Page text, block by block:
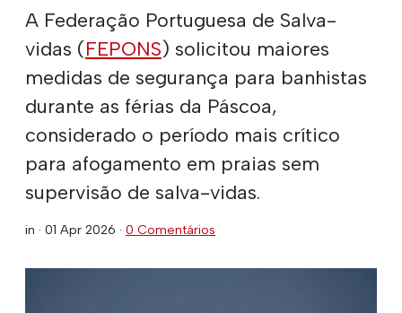
A Federação Portuguesa de Salva-
vidas (FEPONS) solicitou maiores
medidas de segurança para banhistas
durante as férias da Páscoa,
considerado o período mais crítico
para afogamento em praias sem
supervisão de salva-vidas.
in · 01 Apr 2026 · 0 Comentários